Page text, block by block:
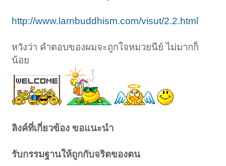
http://www.larnbuddhism.com/visut/2.2.html
หวังว่า คำตอบของผมจะถูกใจหมวยนีย์ ไม่มากก็
น้อย
ลิงค์ที่เกี่ยวข้อง ขอแนะนำ
รับกรรมฐานให้ถูกกับจริตของตน